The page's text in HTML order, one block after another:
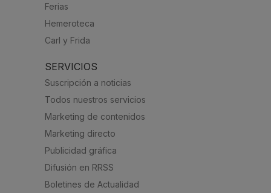
Ferias
Hemeroteca
Carl y Frida
SERVICIOS
Suscripción a noticias
Todos nuestros servicios
Marketing de contenidos
Marketing directo
Publicidad gráfica
Difusión en RRSS
Boletines de Actualidad